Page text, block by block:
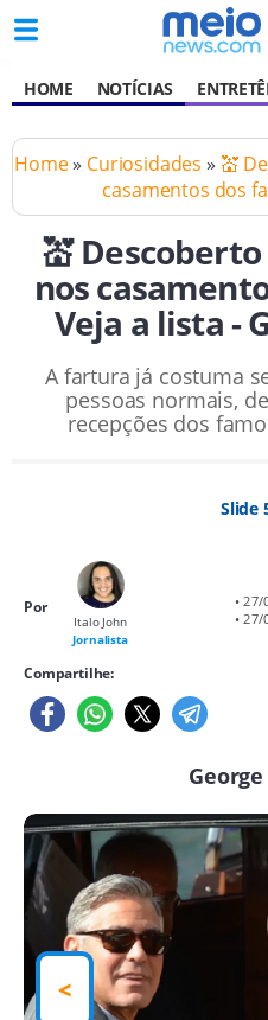
HOME NOTÍCIAS
Home» Curiosidades » 💒
casamentos dos
💒
nos
Veja a lista -
A fartura já costuma
pessoas normais,
recepções dos
Slide
Por
Italo John
Jornalista
•
•
Compartilhe:
<